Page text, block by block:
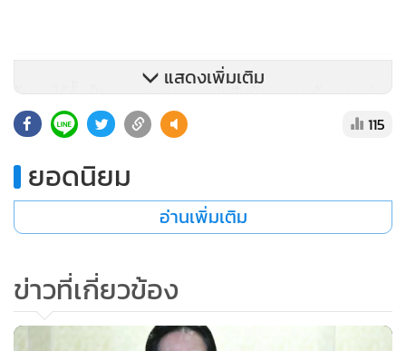
รัฐบาลได้ตั้งเป้าหมายสะสางคลายปมที่หมักหมมมาช้านานอย่าง
จริงจัง โดยประกาศให้ปี 2565 เป็นปีแห่งการแก้หนี้ภาคครัว
กันอย่างเป็นระบบ เพื่อให้เกิดผลเป็นรูปธรรม ผมจึงมีความยินดี
ที่ได้รับรายงานว่า กระทรวงการคลัง และธนาคารแห่ง
ประเทศไทย จะได้ร่วมกันจัดงาน “มหกรรมร่วมใจแก้หนี้” ซึ่งจะ
ครั้งที่ 1 วันที่ 4 - 6 พ.ย. 65 ที่อิมแพ็ค เมืองทองธานี กรุงเทพฯ
ครั้งที่ 2 วันที่ 18 - 20 พ.ย. 65 ที่ จ.ขอนแก่น
แสดงเพิ่มเติม
115
ยอดนิยม
อ่านเพิ่มเติม
ข่าวที่เกี่ยวข้อง